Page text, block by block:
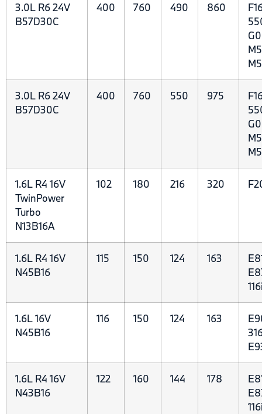
3.0L R6 24V
B57D30C
400 760 490 860
3.0L R6 24V
B57D30C
400 760 550 975
1.6L R4 16V
TwinPower
Turbo
N13B16A
102 180 216 320
1.6L R4 16V
N45B16
115 150 124 163
1.6L 16V
N45B16
116 150 124 163
1.6L R4 16V
N43B16
122 160 144 178